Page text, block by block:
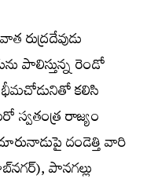
రుద్రదేవుడు
పాలిస్తున్న రెండో
కలిసి
స్వతంత్ర రాజ్యం
దండెత్తి వారి
పానగల్లు